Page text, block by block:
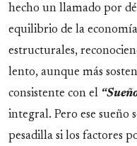
hecho un llamado por
equilibrio de la
estructurales,
lento, aunque más
consistente con el
integral. Pero ese sueño
pesadilla si los factores